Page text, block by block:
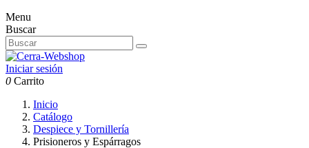
Menu
Buscar
Iniciar sesión
0 Carrito
Inicio
Catálogo
Despiece y Tornillería
Prisioneros y Espárragos